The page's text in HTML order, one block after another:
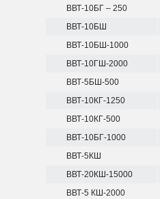
ВВТ-10БГ – 250
ВВТ-10БШ
ВВТ-10БШ-1000
ВВТ-10ГШ-2000
ВВТ-5БШ-500
ВВТ-10КГ-1250
ВВТ-10КГ-500
ВВТ-10БГ-1000
ВВТ-5КШ
ВВТ-20КШ-15000
ВВТ-5 КШ-2000